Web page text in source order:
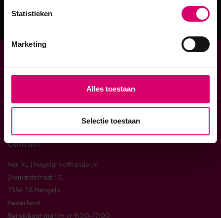
Statistieken
Marketing
Alles toestaan
Selectie toestaan
Contact
Nail XL | Nagelgroothandel.nl
Diamantstraat 1 C
7554 TA Hengelo
Nederland
Bereikbaar ma t/m vr 9:00-17:00